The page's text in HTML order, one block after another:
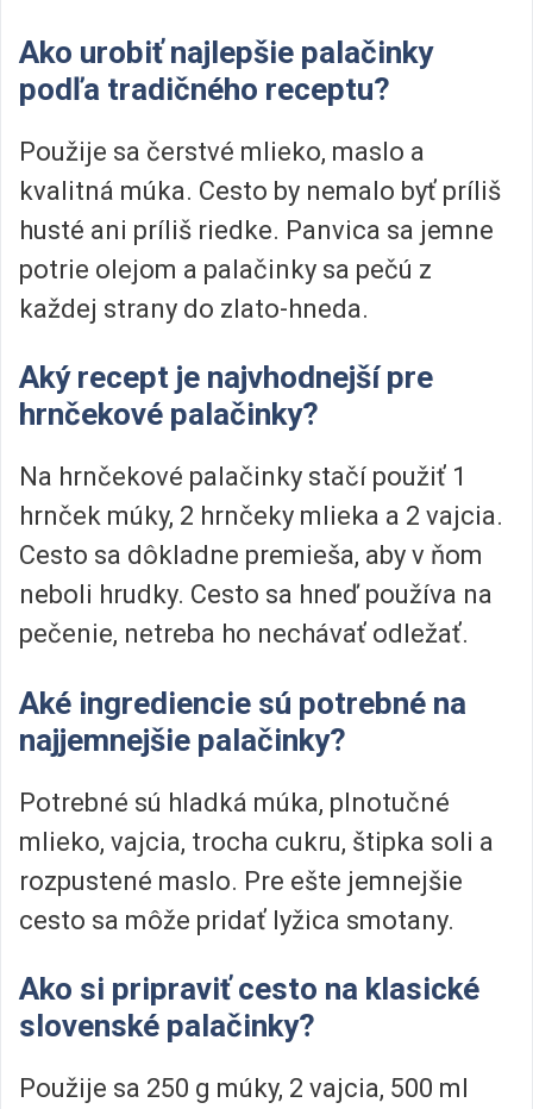
Ako urobiť najlepšie palačinky
podľa tradičného receptu?
Použije sa čerstvé mlieko, maslo a
kvalitná múka. Cesto by nemalo byť príliš
husté ani príliš riedke. Panvica sa jemne
potrie olejom a palačinky sa pečú z
každej strany do zlato-hneda.
Aký recept je najvhodnejší pre
hrnčekové palačinky?
Na hrnčekové palačinky stačí použiť 1
hrnček múky, 2 hrnčeky mlieka a 2 vajcia.
Cesto sa dôkladne premieša, aby v ňom
neboli hrudky. Cesto sa hneď používa na
pečenie, netreba ho nechávať odležať.
Aké ingrediencie sú potrebné na
najjemnejšie palačinky?
Potrebné sú hladká múka, plnotučné
mlieko, vajcia, trocha cukru, štipka soli a
rozpustené maslo. Pre ešte jemnejšie
cesto sa môže pridať lyžica smotany.
Ako si pripraviť cesto na klasické
slovenské palačinky?
Použije sa 250 g múky, 2 vajcia, 500 ml